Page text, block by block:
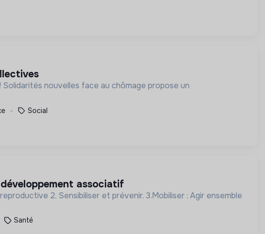
nouvelles face au chômage propose un
Social
associatif
2. Sensibiliser et prévenir. 3.Mobiliser : Agir ensemble
Santé